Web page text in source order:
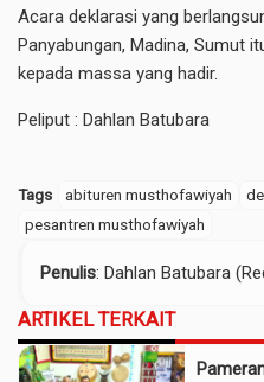
Acara deklarasi yang
Panyabungan, Madina, Sumut
kepada massa yang hadir.
Peliput : Dahlan Batubara
Tags abituren musthofawiyah
pesantren musthofawiyah
Penulis: Dahlan Batubara
ARTIKEL TERKAIT